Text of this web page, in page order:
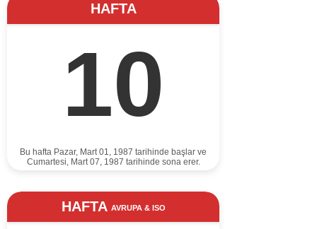
HAFTA
10
Bu hafta Pazar, Mart 01, 1987 tarihinde başlar ve
Cumartesi, Mart 07, 1987 tarihinde sona erer.
HAFTA AVRUPA & ISO